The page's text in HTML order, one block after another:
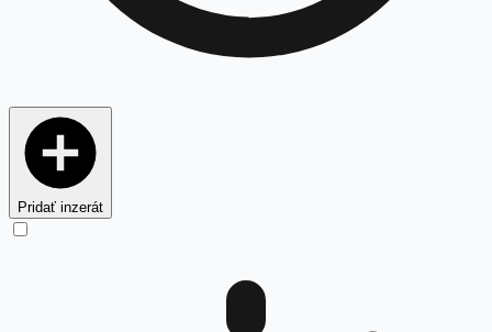
Pridať inzerát